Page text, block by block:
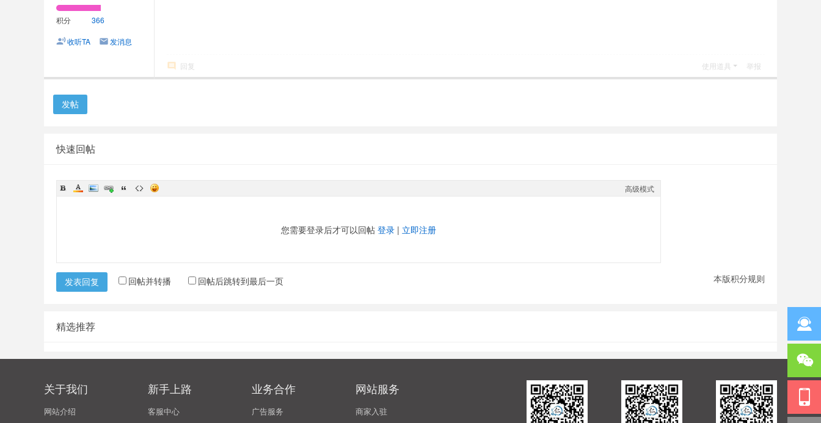
积分 366
收听TA 发消息
回复 使用道具 举报
发帖
快速回帖
高级模式
您需要登录后才可以回帖 登录 | 立即注册
本版积分规则
发表回复 回帖并转播 回帖后跳转到最后一页
精选推荐
关于我们
网站介绍
新手上路
客服中心
业务合作
广告服务
网站服务
商家入驻